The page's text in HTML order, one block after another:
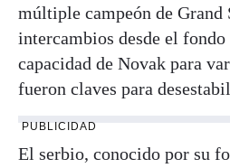
múltiple campeón de Grand
intercambios desde el
capacidad de Novak para
fueron claves para
PUBLICIDAD
El serbio, conocido por su